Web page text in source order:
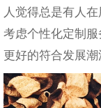
人觉得总是有人
考虑个性化定制
更好的符合发展潮